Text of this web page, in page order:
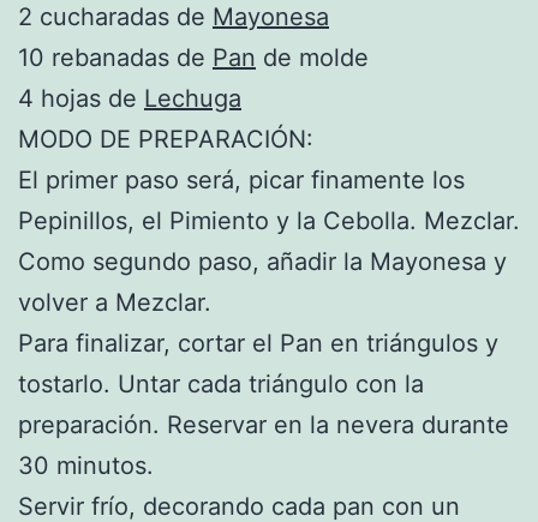
2 cucharadas de Mayonesa
10 rebanadas de Pan de molde
4 hojas de Lechuga
MODO DE PREPARACIÓN:
El primer paso será, picar finamente los
Pepinillos, el Pimiento y la Cebolla. Mezclar.
Como segundo paso, añadir la Mayonesa y
volver a Mezclar.
Para finalizar, cortar el Pan en triángulos y
tostarlo. Untar cada triángulo con la
preparación. Reservar en la nevera durante
30 minutos.
Servir frío, decorando cada pan con un